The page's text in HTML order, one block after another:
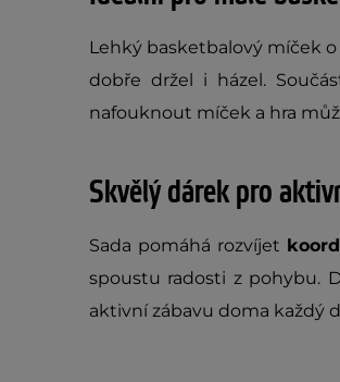
Lehký basketbalový míček
dobře držel i házel.
nafouknout míček a hra
Skvělý dárek pro
Sada pomáhá rozvíjet
spoustu radosti z pohybu.
aktivní zábavu doma každý